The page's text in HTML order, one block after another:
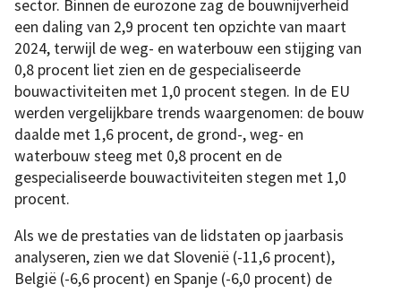
sector. Binnen de eurozone zag de bouwnijverheid
een daling van 2,9 procent ten opzichte van maart
2024, terwijl de weg- en waterbouw een stijging van
0,8 procent liet zien en de gespecialiseerde
bouwactiviteiten met 1,0 procent stegen. In de EU
werden vergelijkbare trends waargenomen: de bouw
daalde met 1,6 procent, de grond-, weg- en
waterbouw steeg met 0,8 procent en de
gespecialiseerde bouwactiviteiten stegen met 1,0
procent.
Als we de prestaties van de lidstaten op jaarbasis
analyseren, zien we dat Slovenië (-11,6 procent),
België (-6,6 procent) en Spanje (-6,0 procent) de